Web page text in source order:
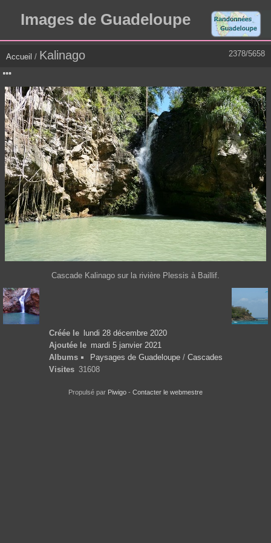
Images de Guadeloupe
2378/5658
Accueil / Kalinago
Cascade Kalinago sur la rivière Plessis à Baillif.
Créée le
lundi 28 décembre 2020
Ajoutée le mardi 5 janvier 2021
Albums
Paysages de Guadeloupe/ Cascades
Visites 31608
Propulsé par Piwigo - Contacter le webmestre